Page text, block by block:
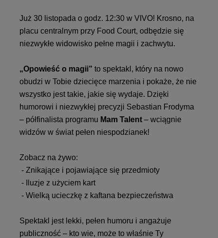
Już 30 listopada o godz. 12:30 w VIVO! Krosno, na
placu centralnym przy Food Court, odbędzie się
niezwykłe widowisko pełne magii i zachwytu.
„Opowieść o magii” to spektakl, który na nowo
obudzi w Tobie dziecięce marzenia i pokaże, że nie
wszystko jest takie, jakie się wydaje. Dzięki
humorowi i niezwykłej precyzji Sebastian Frodyma
– półfinalista programu Mam Talent – wciągnie
widzów w świat pełen niespodzianek!
Zobacz na żywo:
- Znikające i pojawiające się przedmioty
- Iluzje z użyciem kart
- Wielką ucieczkę z kaftana bezpieczeństwa
Spektakl jest lekki, pełen humoru i angażuje
publiczność – kto wie, może to właśnie Ty